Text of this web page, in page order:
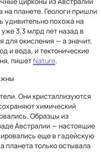
планете. Геологи пришли
удивительно похожа на
3,3 млрд лет назад в
для окисления — а значит,
и вода, и тектонические
пишет Nature.
Они кристаллизуются
химический
Образцы из
Австралии — настоящие
еще в гадейскую
планета только остывала